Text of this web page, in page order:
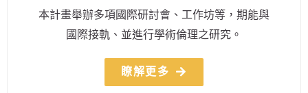
本計畫舉辦多項國際研討會、工作坊等，期能與
國際接軌、並進行學術倫理之研究。
瞭解更多